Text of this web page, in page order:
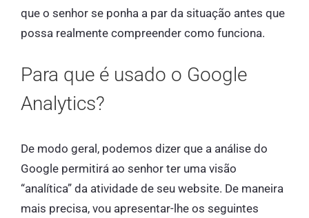
que o senhor se ponha a par da situação antes que
possa realmente compreender como funciona.
Para que é usado o Google
Analytics?
De modo geral, podemos dizer que a análise do
Google permitirá ao senhor ter uma visão
“analítica” da atividade de seu website. De maneira
mais precisa, vou apresentar-lhe os seguintes